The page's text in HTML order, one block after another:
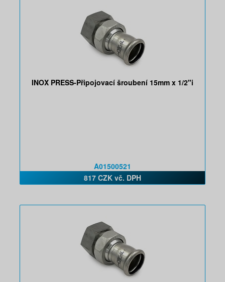
INOX PRESS-Připojovací šroubení 15mm x 1/2"i
A01500521
817 CZK vč. DPH